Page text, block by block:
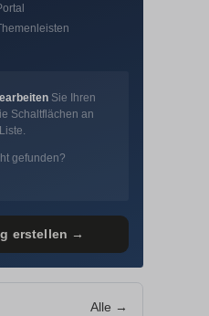
Sie Ihren
Schaltflächen an
gefunden?
erstellen →
Alle →